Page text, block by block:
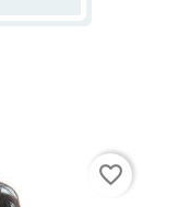
favorite_border